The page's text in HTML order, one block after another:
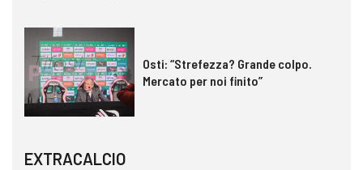
Osti: “Strefezza? Grande colpo.
Mercato per noi finito”
EXTRACALCIO